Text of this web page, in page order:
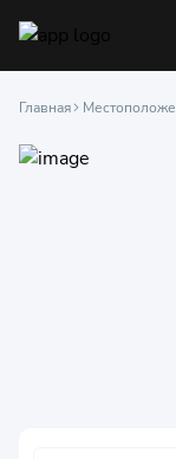
Главная